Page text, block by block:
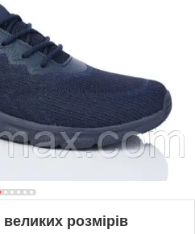
великих розмірів